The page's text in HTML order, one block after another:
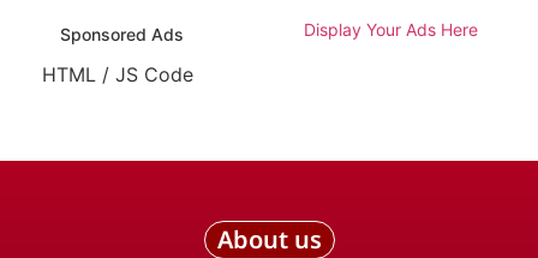
Sponsored Ads Display Your Ads Here
HTML / JS Code
About us